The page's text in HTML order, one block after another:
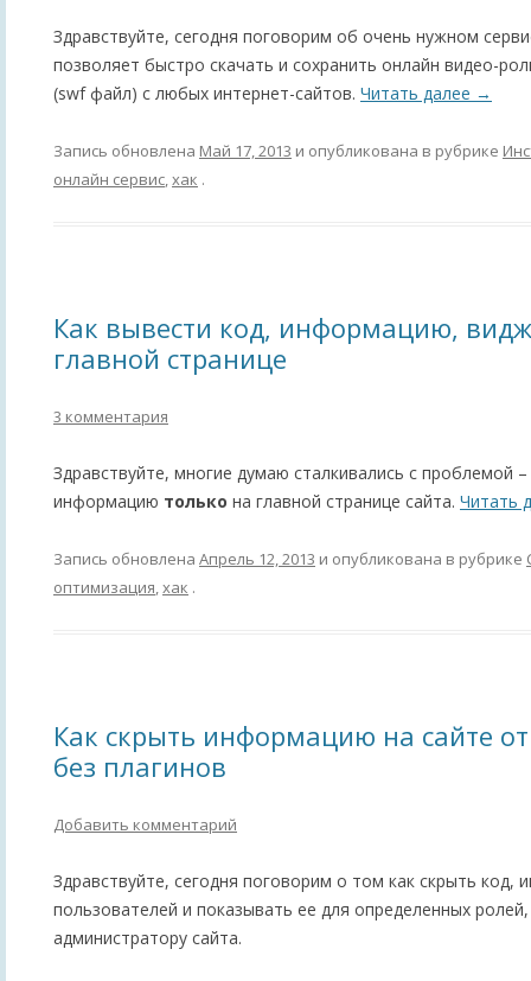
Здравствуйте, сегодня поговорим об очень нужном
позволяет быстро скачать и сохранить онлайн видео-
(swf файл) с любых интернет-сайтов. Читать далее →
Запись обновлена Май 17, 2013 и опубликована в рубрике
онлайн сервис хак .
Как вывести код, информацию,
главной странице
3 комментария
Здравствуйте, многие думаю сталкивались с проблемой
информацию только на главной странице сайта. Читать
Запись обновлена Апрель 12, 2013 и опубликована в рубрике
оптимизация хак .
Как скрыть информацию на сайте
без плагинов
Добавить комментарий
Здравствуйте, сегодня поговорим о том как скрыть
пользователей и показывать ее для определенных
администратору сайта.